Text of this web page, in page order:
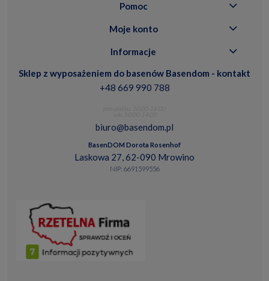
Pomoc
Moje konto
Informacje
Sklep z wyposażeniem do basenów Basendom - kontakt
+48 669 990 788
biuro@basendom.pl
BasenDOM Dorota Rosenhof
Laskowa 27, 62-090 Mrowino
NIP: 6691599556